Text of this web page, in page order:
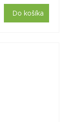
Do košíka